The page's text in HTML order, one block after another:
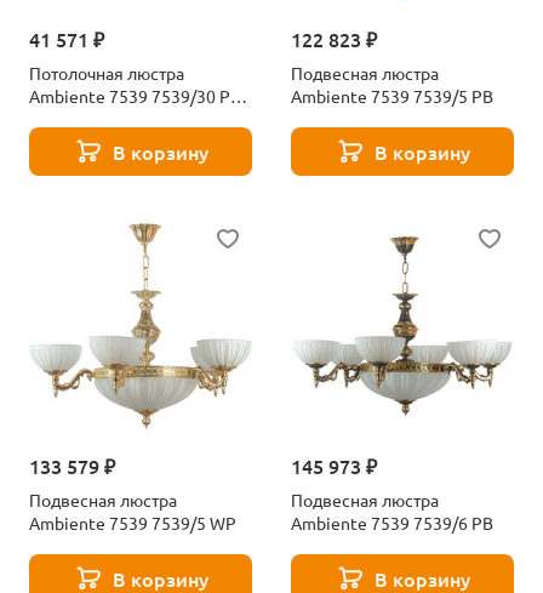
41 571 ₽
Потолочная люстра
Ambiente 7539 7539/30 PL
В корзину
122 823 ₽
Подвесная люстра
Ambiente 7539 7539/5 PB
В корзину
133 579 ₽
Подвесная люстра
Ambiente 7539 7539/5 WP
В корзину
145 973 ₽
Подвесная люстра
Ambiente 7539 7539/6 PB
В корзину